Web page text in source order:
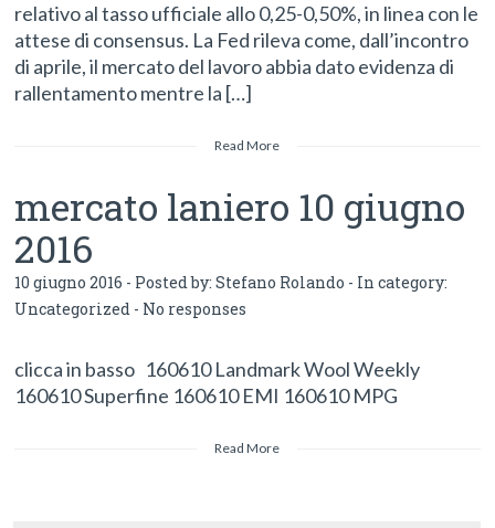
relativo al tasso ufficiale allo 0,25-0,50%, in linea con le
attese di consensus. La Fed rileva come, dall’incontro
di aprile, il mercato del lavoro abbia dato evidenza di
rallentamento mentre la […]
Read More
mercato laniero 10 giugno
2016
10 giugno 2016 - Posted by:Stefano Rolando - In category:
Uncategorized - No responses
clicca in basso 160610 Landmark Wool Weekly
160610 Superfine 160610 EMI 160610 MPG
Read More